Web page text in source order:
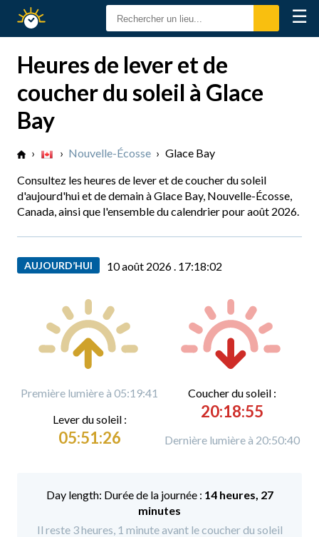
Calendrier
Solaire
☰
Heures de lever et de
coucher du soleil à Glace
Bay
› › Nouvelle-Écosse › Glace Bay
Consultez les heures de lever et de coucher du soleil
d'aujourd'hui et de demain à Glace Bay, Nouvelle-Écosse,
Canada, ainsi que l'ensemble du calendrier pour août 2026.
AUJOURD’HUI 10 août 2026 . 17:18:03
Première lumière à 05:19:41
Lever du soleil :
05:51:26
Coucher du soleil :
20:18:55
Dernière lumière à 20:50:40
Durée de la journée : 14 heures, 27
minutes
Il reste 3 heures, 1 minute avant le coucher du soleil